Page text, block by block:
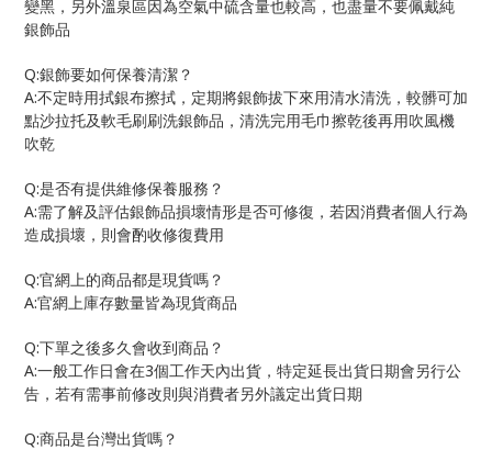
變黑，另外溫泉區因為空氣中硫含量也較高，也盡量不要佩戴純
銀飾品
Q:銀飾要如何保養清潔？
A:不定時用拭銀布擦拭，定期將銀飾拔下來用清水清洗，較髒可加
點沙拉托及軟毛刷刷洗銀飾品，清洗完用毛巾擦乾後再用吹風機
吹乾
Q:是否有提供維修保養服務？
A:需了解及評估銀飾品損壞情形是否可修復，若因消費者個人行為
造成損壞，則會酌收修復費用
Q:官網上的商品都是現貨嗎？
A:官網上庫存數量皆為現貨商品
Q:下單之後多久會收到商品？
A:一般工作日會在3個工作天內出貨，特定延長出貨日期會另行公
告，若有需事前修改則與消費者另外議定出貨日期
Q:商品是台灣出貨嗎？